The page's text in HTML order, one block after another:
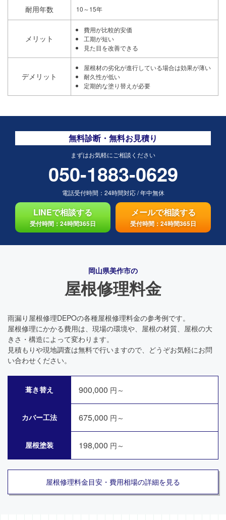
耐用年数 10～15年
メリット
費用が比較的安価
工期が短い
見た目を改善できる
デメリット
屋根材の劣化が進行している場合は効果が薄い
耐久性が低い
定期的な塗り替えが必要
無料診断・無料お見積り
まずはお気軽にご相談ください
050-1883-0629
電話受付時間： 24時間対応/年中無休
LINEで相談する
受付時間：24時間365日
メールで相談する
受付時間：24時間365日
岡山県美作市の
屋根修理料金
雨漏り屋根修理DEPOの各種屋根修理料金の参考例です。
屋根修理にかかる費用は、現場の環境や、屋根の材質、屋根の大
きさ・構造によって変わります。
見積もりや現地調査は無料で行いますので、どうぞお気軽にお問
い合わせください。
葺き替え 900,000 円～
カバー工法 675,000 円～
屋根塗装 198,000 円～
屋根修理料金目安・費用相場の詳細を見る